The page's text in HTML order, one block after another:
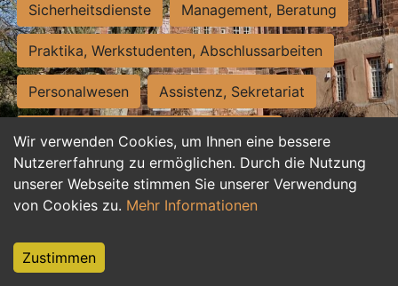
Wir verwenden Cookies, um Ihnen eine bessere
Nutzererfahrung zu ermöglichen. Durch die Nutzung
unserer Webseite stimmen Sie unserer Verwendung
von Cookies zu. Mehr Informationen
Zustimmen
Sicherheitsdienste Management, Beratung
Praktika, Werkstudenten, Abschlussarbeiten
Personalwesen Assistenz, Sekretariat
Hilfskräfte, Aushilfs- und Nebenjobs
Einkauf, Logistik, Materialwirtschaft
Weiterbildung, Studium, duale Ausbildung
Tourismus